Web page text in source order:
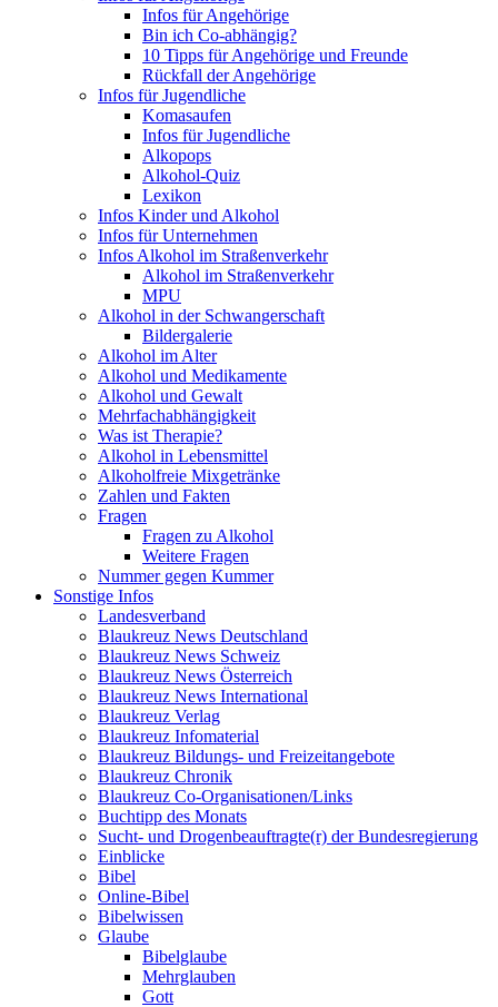
Infos für Angehörige
Bin ich Co-abhängig?
10 Tipps für Angehörige und Freunde
Rückfall der Angehörige
Infos für Jugendliche
Komasaufen
Infos für Jugendliche
Alkopops
Alkohol-Quiz
Lexikon
Infos Kinder und Alkohol
Infos für Unternehmen
Infos Alkohol im Straßenverkehr
Alkohol im Straßenverkehr
MPU
Alkohol in der Schwangerschaft
Bildergalerie
Alkohol im Alter
Alkohol und Medikamente
Alkohol und Gewalt
Mehrfachabhängigkeit
Was ist Therapie?
Alkohol in Lebensmittel
Alkoholfreie Mixgetränke
Zahlen und Fakten
Fragen
Fragen zu Alkohol
Weitere Fragen
Nummer gegen Kummer
Sonstige Infos
Landesverband
Blaukreuz News Deutschland
Blaukreuz News Schweiz
Blaukreuz News Österreich
Blaukreuz News International
Blaukreuz Verlag
Blaukreuz Infomaterial
Blaukreuz Bildungs- und Freizeitangebote
Blaukreuz Chronik
Blaukreuz Co-Organisationen/Links
Buchtipp des Monats
Sucht- und Drogenbeauftragte(r) der Bundesregierung
Einblicke
Bibel
Online-Bibel
Bibelwissen
Glaube
Bibelglaube
Mehrglauben
Gott